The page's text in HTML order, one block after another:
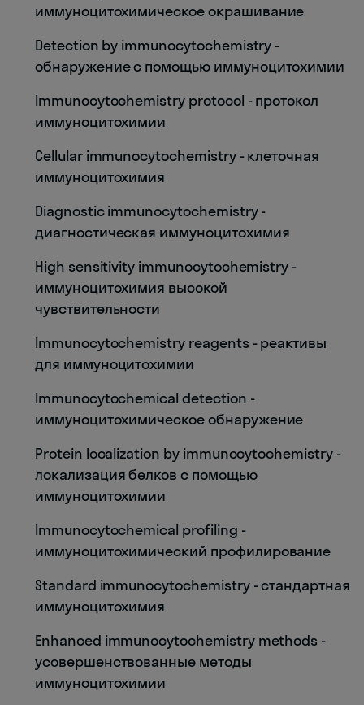
иммуноцитохимическое окрашивание
Detection by immunocytochemistry -
обнаружение с помощью иммуноцитохимии
Immunocytochemistry protocol - протокол
иммуноцитохимии
Cellular immunocytochemistry - клеточная
иммуноцитохимия
Diagnostic immunocytochemistry -
диагностическая иммуноцитохимия
High sensitivity immunocytochemistry -
иммуноцитохимия высокой
чувствительности
Immunocytochemistry reagents - реактивы
для иммуноцитохимии
Immunocytochemical detection -
иммуноцитохимическое обнаружение
Protein localization by immunocytochemistry -
локализация белков с помощью
иммуноцитохимии
Immunocytochemical profiling -
иммуноцитохимический профилирование
Standard immunocytochemistry - стандартная
иммуноцитохимия
Enhanced immunocytochemistry methods -
усовершенствованные методы
иммуноцитохимии